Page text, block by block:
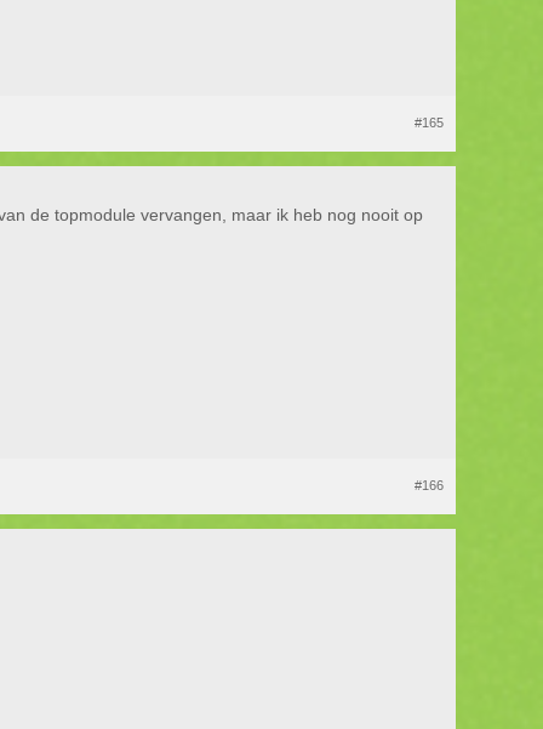
#165
de topmodule vervangen, maar ik heb nog nooit op
#166